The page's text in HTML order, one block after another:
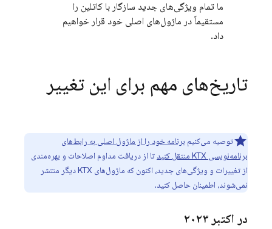
ما تمام ویژگی‌های جدید سازگار با کاتلین را
مستقیماً در ماژول‌های اصلی خود قرار خواهیم
داد.
تاریخ‌های مهم برای این تغییر
توصیه می‌کنیم برنامه خود را از ماژول اصلی به رابط‌های
برنامه‌نویسی KTX منتقل کنید
تا از دریافت مداوم اصلاحات و بهره‌مندی
از تغییرات و ویژگی‌های جدید، اکنون که ماژول‌های KTX دیگر منتشر
نمی‌شوند، اطمینان حاصل کنید.
در اکتبر ۲۰۲۳